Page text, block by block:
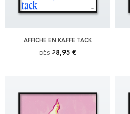
AFFICHE EN KAFFE TACK
DÈS 28,95 €